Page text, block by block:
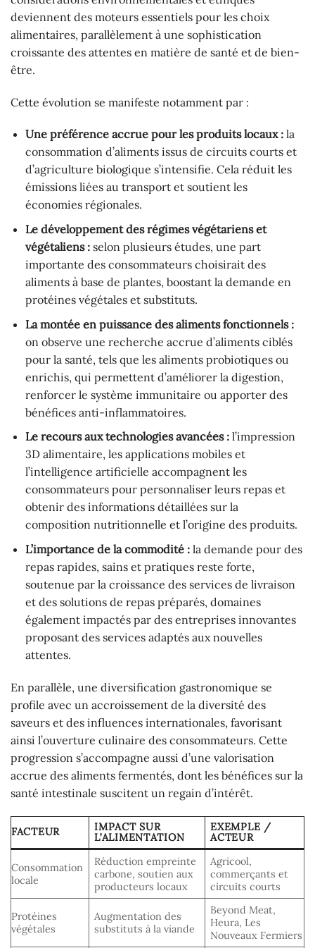
deviennent des moteurs essentiels pour les choix
alimentaires, parallèlement à une sophistication
croissante des attentes en matière de santé et de bien-
être.
Cette évolution se manifeste notamment par :
Une préférence accrue pour les produits locaux :la
consommation d’aliments issus de circuits courts et
d’agriculture biologique s’intensifie. Cela réduit les
émissions liées au transport et soutient les
économies régionales.
Le développement des régimes végétariens et
végétaliens :selon plusieurs études, une part
importante des consommateurs choisirait des
aliments à base de plantes, boostant la demande en
protéines végétales et substituts.
La montée en puissance des aliments fonctionnels :
on observe une recherche accrue d’aliments ciblés
pour la santé, tels que les aliments probiotiques ou
enrichis, qui permettent d’améliorer la digestion,
renforcer le système immunitaire ou apporter des
bénéfices anti-inflammatoires.
Le recours aux technologies avancées :l’impression
3D alimentaire, les applications mobiles et
l’intelligence artificielle accompagnent les
consommateurs pour personnaliser leurs repas et
obtenir des informations détaillées sur la
composition nutritionnelle et l’origine des produits.
L’importance de la commodité :la demande pour des
repas rapides, sains et pratiques reste forte,
soutenue par la croissance des services de livraison
et des solutions de repas préparés, domaines
également impactés par des entreprises innovantes
proposant des services adaptés aux nouvelles
attentes.
En parallèle, une diversification gastronomique se
profile avec un accroissement de la diversité des
saveurs et des influences internationales, favorisant
ainsi l’ouverture culinaire des consommateurs. Cette
progression s’accompagne aussi d’une valorisation
accrue des aliments fermentés, dont les bénéfices sur la
santé intestinale suscitent un regain d’intérêt.
FACTEUR
IMPACT SUR
L’ALIMENTATION
EXEMPLE /
ACTEUR
Consommation
locale
Réduction empreinte
carbone, soutien aux
producteurs locaux
Agricool,
commerçants et
circuits courts
Protéines
végétales
Augmentation des
substituts à la viande
Beyond Meat,
Heura, Les
Nouveaux Fermiers